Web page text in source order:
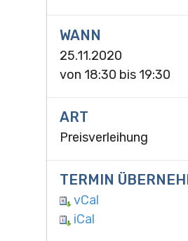
WANN
25.11.2020
von 18:30 bis 19:30
ART
Preisverleihung
TERMIN
vCal
iCal